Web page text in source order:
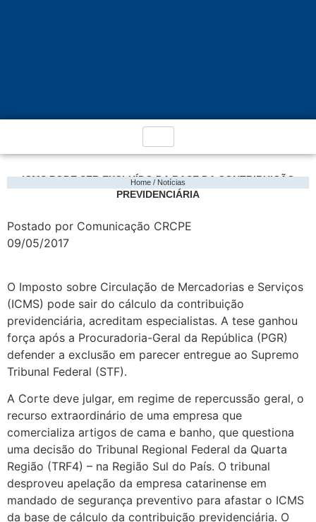
ICMS PODE SER EXCLUÍDO DA BASE DA CONTRIBUIÇÃO
PREVIDENCIÁRIA
Home / Notícias
Postado por Comunicação CRCPE
09/05/2017
O Imposto sobre Circulação de Mercadorias e Serviços
(ICMS) pode sair do cálculo da contribuição
previdenciária, acreditam especialistas. A tese ganhou
força após a Procuradoria-Geral da República (PGR)
defender a exclusão em parecer entregue ao Supremo
Tribunal Federal (STF).
A Corte deve julgar, em regime de repercussão geral, o
recurso extraordinário de uma empresa que
comercializa artigos de cama e banho, que questiona
uma decisão do Tribunal Regional Federal da Quarta
Região (TRF4) – na Região Sul do País. O tribunal
desproveu apelação da empresa catarinense em
mandado de segurança preventivo para afastar o ICMS
da base de cálculo da contribuição previdenciária. O